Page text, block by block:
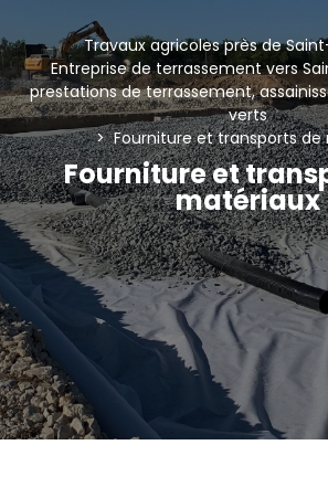
Travaux agricoles près de
Entreprise de terrassement vers
prestations de terrassement,
verts
Fourniture et transports de
Fourniture et
matériaux